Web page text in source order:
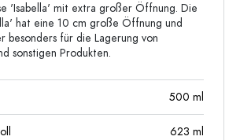
'Isabella' mit extra großer Öffnung. Die
hat eine 10 cm große Öffnung und
besonders für die Lagerung von
sonstigen Produkten.
500 ml
623 ml